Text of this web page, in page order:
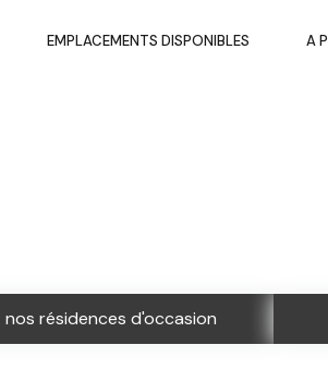
EMPLACEMENTS DISPONIBLES A
nos résidences d'occasion